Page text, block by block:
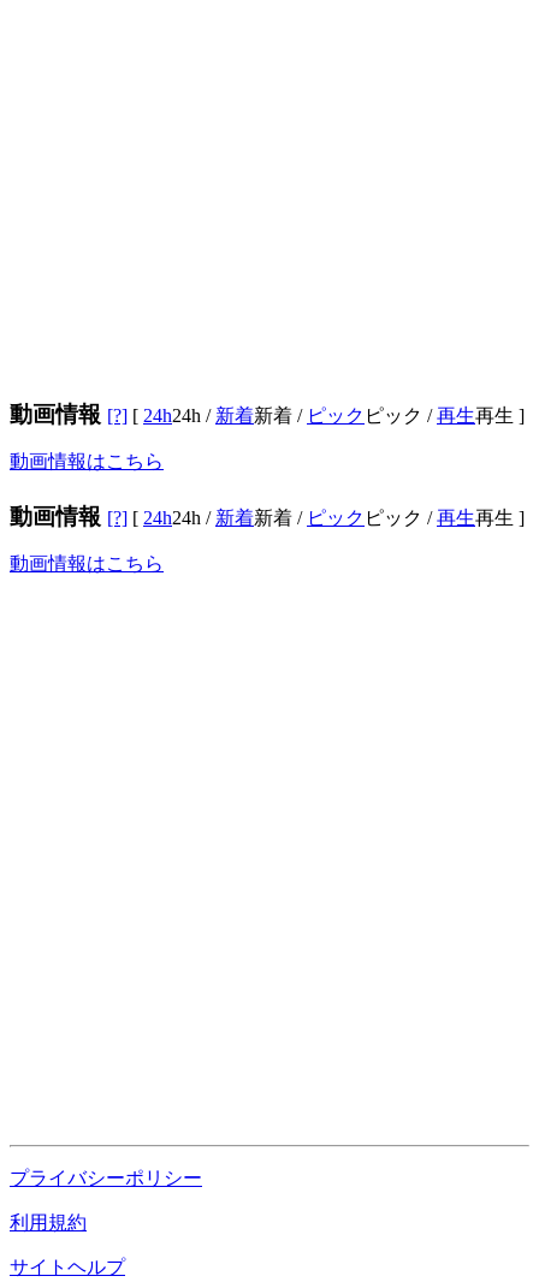
動画情報 [?] [ 24h24h / 新着新着 / ピック ピック /再生再生 ]
動画情報はこちら
動画情報 [?] [ 24h24h / 新着新着 / ピック ピック /再生再生 ]
動画情報はこちら
プライバシーポリシー
利用規約
サイトヘルプ